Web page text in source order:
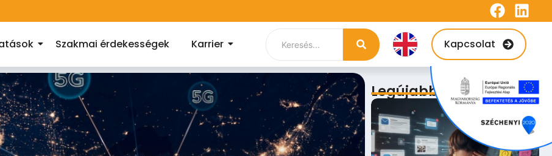
Szakmai érdekességek Karrier Kapcsolat
Legújabb bejegyzések